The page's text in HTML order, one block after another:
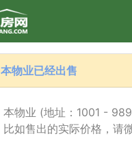
本物业已经出售
本物业 (地址：1001 -
比如售出的实际价格，请